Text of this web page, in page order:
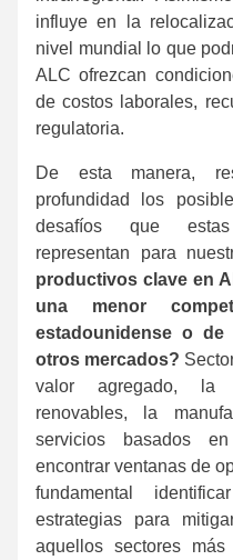
influye en la
nivel mundial lo que
ALC ofrezcan
de costos laborales,
regulatoria.
De esta manera,
profundidad los
desafíos que estas
representan para
productivos clave en
una menor
estadounidense o de
otros mercados?
valor agregado, la
renovables, la
servicios basados
encontrar ventanas de
fundamental
estrategias para
aquellos sectores